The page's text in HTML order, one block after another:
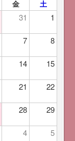
金 土
31 1
7 8
14 15
21 22
28 29
4 5